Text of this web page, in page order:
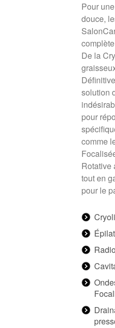
Pour
douce,
De la
solution
pour
comme
Rotative
tout en
pour le